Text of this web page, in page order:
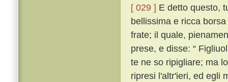
[ 029 ] E detto questo,
bellissima e ricca
frate; il quale,
prese, e disse: “
te ne so ripigliare; ma
ripresi l'altr'ieri, ed egli